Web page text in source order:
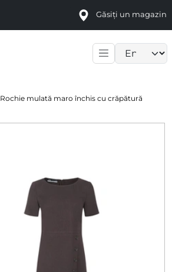
Găsiți un magazin
Rochie mulată maro închis cu crăpătură